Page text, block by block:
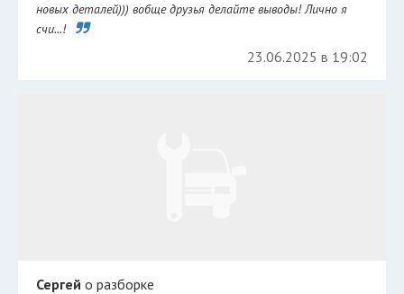
новых деталей))) вобще друзья делайте выводы! Лично я
счи...!
23.06.2025 в 19:02
Сергей о разборке